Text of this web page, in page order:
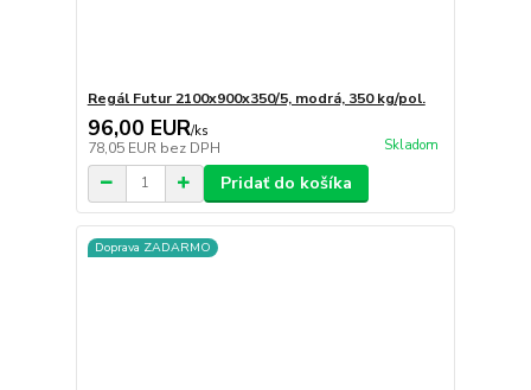
Regál Futur 2100x900x350/5, modrá, 350 kg/pol.
96,00 EUR/ks
78,05 EUR bez DPH Skladom
Pridať do košíka
Doprava ZADARMO